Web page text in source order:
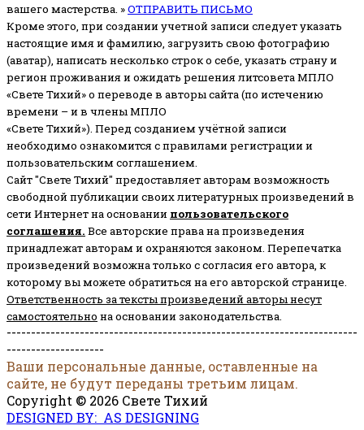
вашего мастерства. »ОТПРАВИТЬ ПИСЬМО
Кроме этого, при создании учетной записи следует указать
настоящие имя и фамилию, загрузить свою фотографию
(аватар), написать несколько строк о себе, указать страну и
регион проживания и ожидать решения литсовета МПЛО
«Свете Тихий» о переводе в авторы сайта (по истечению
времени – и в члены МПЛО
«Свете Тихий»). Перед созданием учётной записи
необходимо ознакомится с правилами регистрации и
пользовательским соглашением.
Сайт "Свете Тихий" предоставляет авторам возможность
свободной публикации своих литературных произведений в
сети Интернет на основании пользовательского
соглашения. Все авторские права на произведения
принадлежат авторам и охраняются законом. Перепечатка
произведений возможна только с согласия его автора, к
которому вы можете обратиться на его авторской странице.
Ответственность за тексты произведений авторы несут
самостоятельно на основании законодательства.
------------------------------------------------------------------------
--------------------
Ваши персональные данные, оставленные на
сайте, не будут переданы третьим лицам.
Copyright © 2026 Свете Тихий
DESIGNED BY: AS DESIGNING